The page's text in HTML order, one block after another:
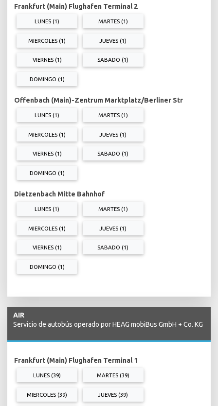
Frankfurt (Main) Flughafen Terminal 2
LUNES (1) MARTES (1)
MIERCOLES (1) JUEVES (1)
VIERNES (1) SABADO (1)
DOMINGO (1)
Offenbach (Main)-Zentrum Marktplatz/Berliner Str
LUNES (1) MARTES (1)
MIERCOLES (1) JUEVES (1)
VIERNES (1) SABADO (1)
DOMINGO (1)
Dietzenbach Mitte Bahnhof
LUNES (1) MARTES (1)
MIERCOLES (1) JUEVES (1)
VIERNES (1) SABADO (1)
DOMINGO (1)
AIR
Servicio de autobús operado por HEAG mobiBus GmbH + Co. KG
Frankfurt (Main) Flughafen Terminal 1
LUNES (39) MARTES (39)
MIERCOLES (39) JUEVES (39)